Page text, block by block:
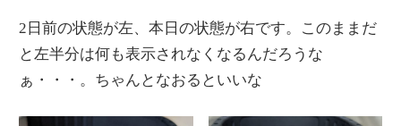
2日前の状態が左、本日の状態が右です。このままだ
と左半分は何も表示されなくなるんだろうな
ぁ・・・。ちゃんとなおるといいな